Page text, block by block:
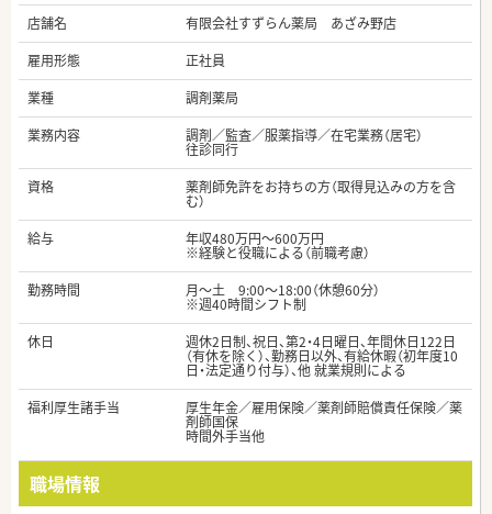
店舗名
有限会社すずらん薬局 あざみ野店
雇用形態
正社員
業種
調剤薬局
業務内容
調剤／監査／服薬指導／在宅業務（居宅）
往診同行
資格
薬剤師免許をお持ちの方（取得見込みの方を含
む）
給与
年収480万円～600万円
※経験と役職による（前職考慮）
勤務時間
月～土 9:00～18:00（休憩60分）
※週40時間シフト制
休日
週休2日制、祝日、第2・4日曜日、年間休日122日
（有休を除く）、勤務日以外、有給休暇（初年度10
日・法定通り付与）、他 就業規則による
福利厚生諸手当
厚生年金／雇用保険／薬剤師賠償責任保険／薬
剤師国保
時間外手当他
職場情報